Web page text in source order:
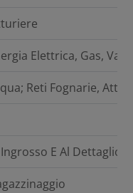
Elettrica, Gas,
Reti Fognarie,
E Al Dettaglio;